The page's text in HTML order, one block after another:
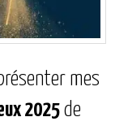
mes
2025de